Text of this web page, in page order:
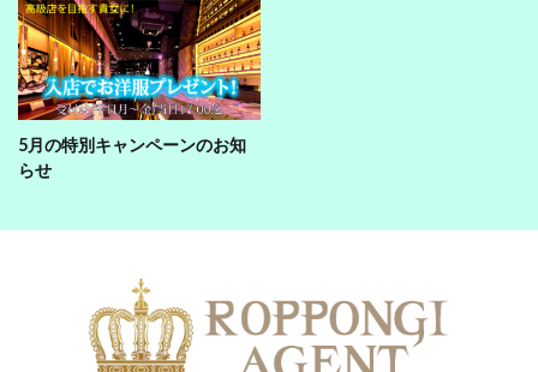
5月の特別キャンペーンのお知
らせ